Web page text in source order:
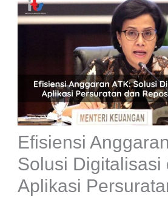
Efisiensi
Solusi Digitalisasi
Aplikasi